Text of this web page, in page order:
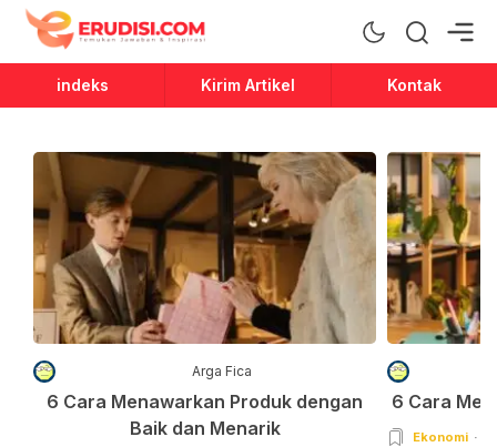
Erudisi
Temukan Jawaban dan Inspirasi
indeks Kirim Artikel Kontak
Arga Fica
6 Cara Menawarkan Produk dengan
Baik dan Menarik
6 Cara
Ekonomi